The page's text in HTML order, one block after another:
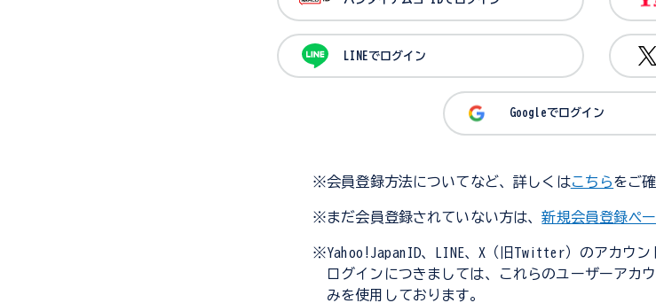
LINEでログイン
Googleでログイン
※会員登録方法についてなど、詳しくはこちらをご
※まだ会員登録されていない方は、新規会員登録ペ
※Yahoo!JapanID、LINE、X（旧Twitter）のアカウ
ログインにつきましては、これらのユーザーアカ
みを使用しております。